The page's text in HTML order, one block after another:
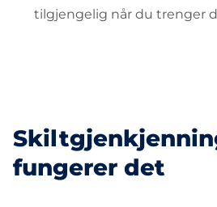
tilgjengelig når du trenger
fungerer det